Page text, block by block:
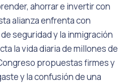
ahorrar e invertir con
alianza enfrenta con
seguridad y la inmigración
la vida diaria de millones de
propuestas firmes y
y la confusión de una